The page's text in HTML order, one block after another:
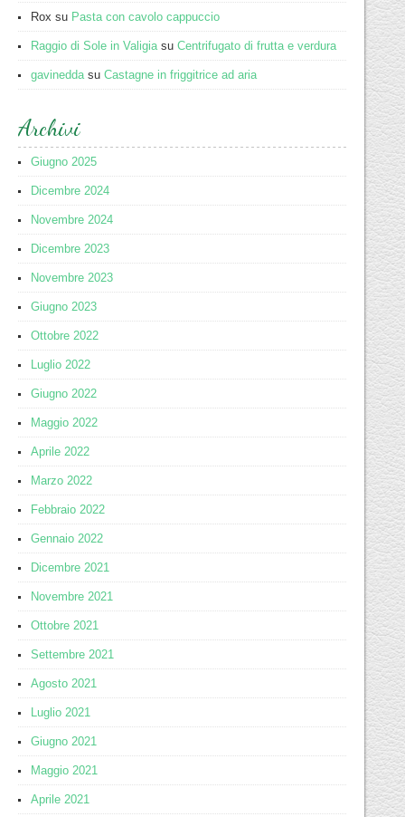
Rox su Pasta con cavolo cappuccio
Raggio di Sole in Valigia suCentrifugato di frutta e verdura
gavinedda suCastagne in friggitrice ad aria
Archivi
Giugno 2025
Dicembre 2024
Novembre 2024
Dicembre 2023
Novembre 2023
Giugno 2023
Ottobre 2022
Luglio 2022
Giugno 2022
Maggio 2022
Aprile 2022
Marzo 2022
Febbraio 2022
Gennaio 2022
Dicembre 2021
Novembre 2021
Ottobre 2021
Settembre 2021
Agosto 2021
Luglio 2021
Giugno 2021
Maggio 2021
Aprile 2021